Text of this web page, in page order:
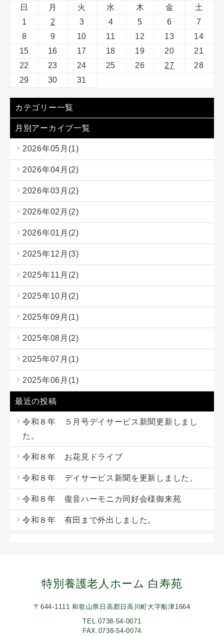
日 月 火 水 木 金
土
1
2 3 4 5 6
7
8
9 10 11 12 13
14
15
16 17 18 19 20
21
22
23 24 25 26 27
28
29
30 31
カテゴリー一覧
月別アーカイブ一覧
2026年05月(1)
2026年04月(2)
2026年03月(2)
2026年02月(2)
2026年01月(2)
2025年12月(3)
2025年11月(2)
2025年10月(2)
2025年09月(1)
2025年08月(2)
2025年07月(1)
2025年06月(1)
最近の投稿
令和８年 ５月号デイサービス新聞更新しまし
た。
令和８年 お花見ドライブ
令和８年 デイサービス新聞を更新しました。
令和８年 復音ハーモニカ同好会様御来苑
令和８年 有田まで外出しました。
特別養護老人ホーム 白寿苑
〒644-1111 和歌山県日高郡日高川町大字船津1664
TEL.0738-54-0071
FAX.0738-54-0074